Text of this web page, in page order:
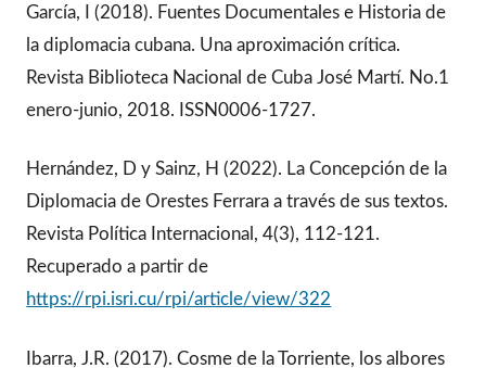
García, I (2018). Fuentes Documentales e Historia de
la diplomacia cubana. Una aproximación crítica.
Revista Biblioteca Nacional de Cuba José Martí. No.1
enero-junio, 2018. ISSN0006-1727.
Hernández, D y Sainz, H (2022). La Concepción de la
Diplomacia de Orestes Ferrara a través de sus textos.
Revista Política Internacional, 4(3), 112-121.
Recuperado a partir de
https://rpi.isri.cu/rpi/article/view/322
Ibarra, J.R. (2017). Cosme de la Torriente, los albores